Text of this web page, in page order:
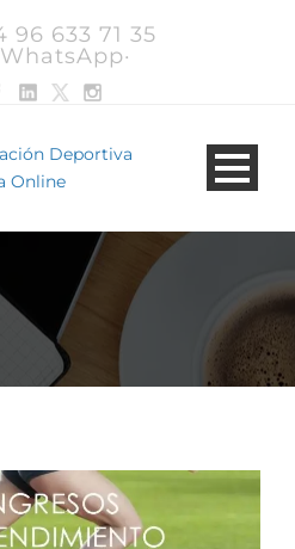
96 633 71 35